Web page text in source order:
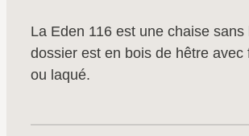
La Eden 116 est une chaise sans
dossier est en bois de hêtre avec
ou laqué.